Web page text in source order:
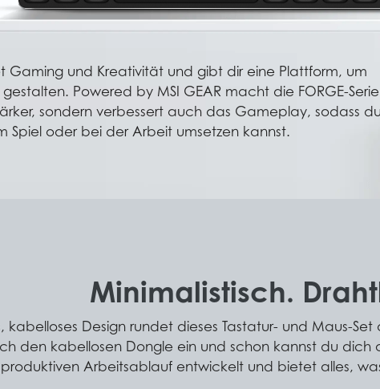
Gaming und Kreativität und gibt dir eine Plattform, um
Powered by MSI GEAR macht die FORGE-Serie
sondern verbessert auch das Gameplay, sodass du
Spiel oder bei der Arbeit umsetzen kannst.
Minimalistisch.
kabelloses Design rundet dieses Tastatur- und Maus-
den kabellosen Dongle ein und schon kannst du
Arbeitsablauf entwickelt und bietet alles,